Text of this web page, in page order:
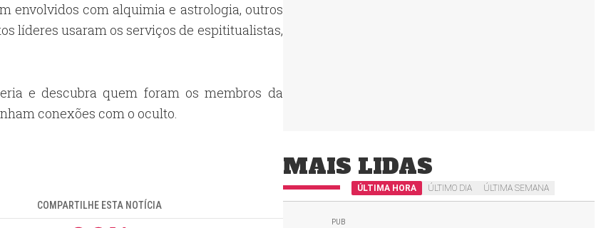
envolvidos com alquimia e astrologia, outros
líderes usaram os serviços de espititualistas,
e descubra quem foram os membros da
conexões com o oculto.
COMPARTILHE ESTA NOTÍCIA
MAIS LIDAS
ÚLTIMA HORA ÚLTIMO DIA ÚLTIMA SEMANA